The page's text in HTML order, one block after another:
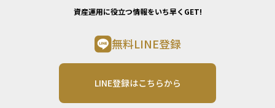
資産運用に役立つ情報をいち早くGET!
無料LINE登録
LINE登録はこちらから